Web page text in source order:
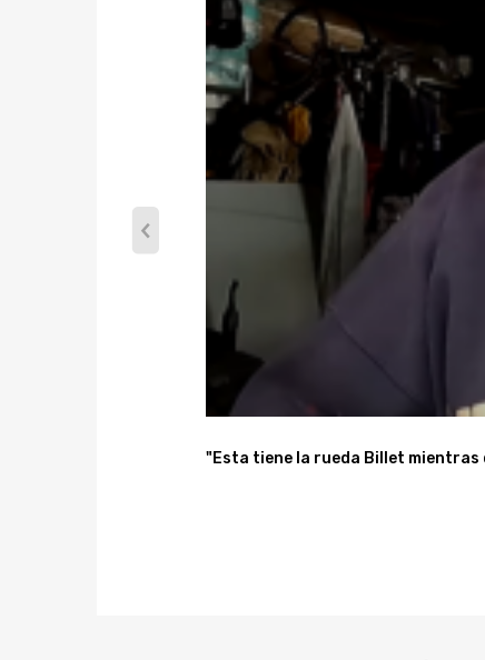
Salida de aceite: 2*M8*1,25
Wastegate: con Wastegate
Garantía: 2 años por cualquier defecto de
Característica:
-Material de compatible para alta calidad,
-Aumenta significativamente la potencia del
-Aumentar la potencia del motor y la salida de par;
-Mantener la presión de la cámara de
-Construido con material de compatible para alta
-Construido for durabilidad y resistencia
Nota Importante
* Reemplace, repare o vuelva a conectar el
* Asegúrese de que la línea de drenaje de aceite
* Asegúrese de que la salida de escape esté bien
"Esta tiene la rueda Billet